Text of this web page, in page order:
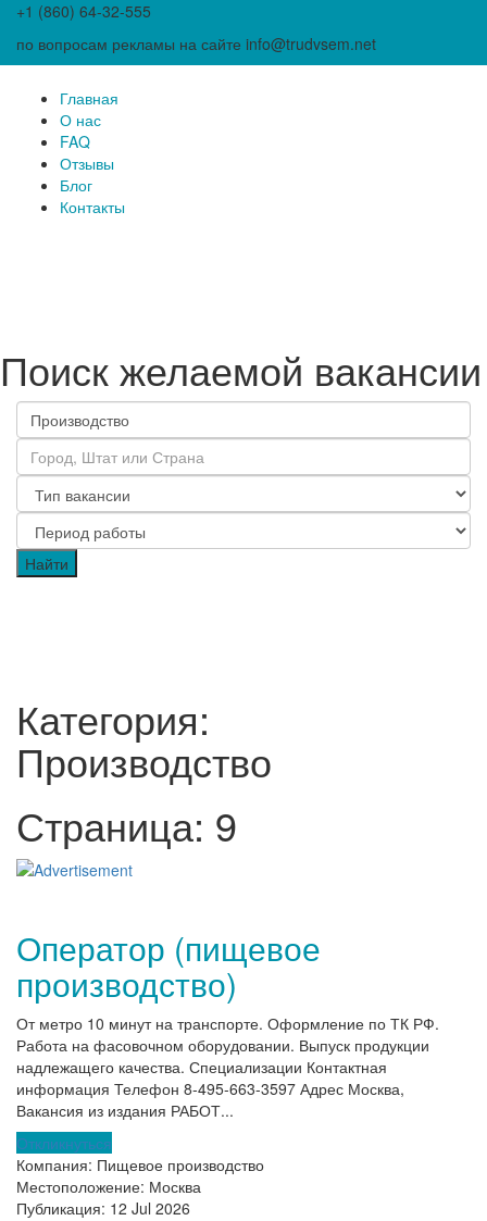
+1 (860) 64-32-555
по вопросам рекламы на сайте info@trudvsem.net
Главная
О нас
FAQ
Отзывы
Блог
Контакты
Поиск желаемой вакансии
Категория:
Производство
Страница: 9
Оператор (пищевое
производство)
От метро 10 минут на транспорте. Оформление по ТК РФ.
Работа на фасовочном оборудовании. Выпуск продукции
надлежащего качества. Специализации Контактная
информация Телефон 8-495-663-3597 Адрес Москва,
Вакансия из издания РАБОТ...
Откликнуться
Компания: Пищевое производство
Местоположение: Москва
Публикация: 12 Jul 2026